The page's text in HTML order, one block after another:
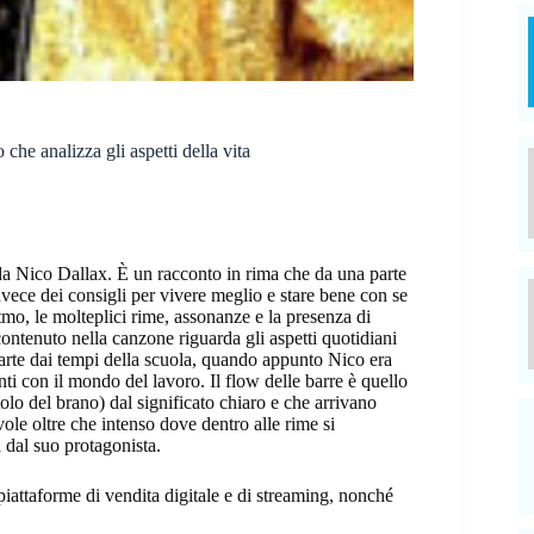
analizza gli aspetti della vita
Nico Dallax. È un racconto in rima che da una parte
dei consigli per vivere meglio e stare bene con se
le molteplici rime, assonanze e la presenza di
nella canzone riguarda gli aspetti quotidiani
dai tempi della scuola, quando appunto Nico era
con il mondo del lavoro. Il flow delle barre è quello
del brano) dal significato chiaro e che arrivano
oltre che intenso dove dentro alle rime si
suo protagonista.
di vendita digitale e di streaming, nonché